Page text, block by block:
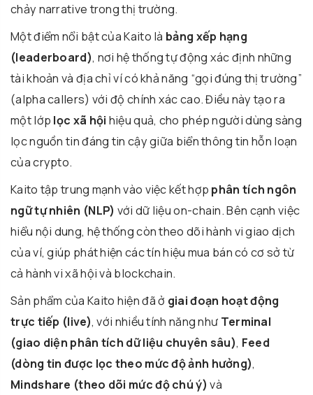
chảy narrative trong thị trường.
Một điểm nổi bật của Kaito là bảng xếp hạng
(leaderboard), nơi hệ thống tự động xác định những
tài khoản và địa chỉ ví có khả năng “gọi đúng thị trường”
(alpha callers) với độ chính xác cao. Điều này tạo ra
một lớp lọc xã hội hiệu quả, cho phép người dùng sàng
lọc nguồn tin đáng tin cậy giữa biển thông tin hỗn loạn
của crypto.
Kaito tập trung mạnh vào việc kết hợp phân tích ngôn
ngữ tự nhiên (NLP) với dữ liệu on-chain. Bên cạnh việc
hiểu nội dung, hệ thống còn theo dõi hành vi giao dịch
của ví, giúp phát hiện các tín hiệu mua bán có cơ sở từ
cả hành vi xã hội và blockchain.
Sản phẩm của Kaito hiện đã ở giai đoạn hoạt động
trực tiếp (live), với nhiều tính năng như Terminal
(giao diện phân tích dữ liệu chuyên sâu), Feed
(dòng tin được lọc theo mức độ ảnh hưởng),
Mindshare (theo dõi mức độ chú ý) và